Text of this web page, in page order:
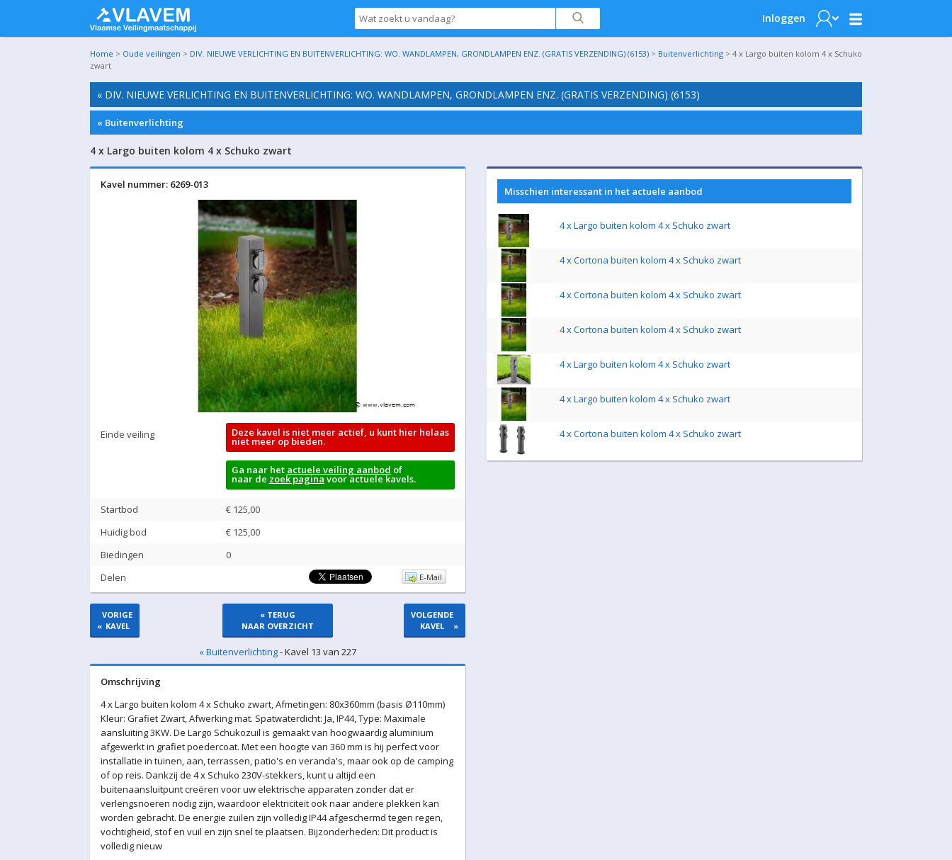
Inloggen
Home > Oude veilingen > DIV. NIEUWE VERLICHTING EN BUITENVERLICHTING: WO. WANDLAMPEN, GRONDLAMPEN ENZ. (GRATIS VERZENDING) (6153) > Buitenverlichting > 4 x Largo buiten kolom 4 x Schuko
zwart
« DIV. NIEUWE VERLICHTING EN BUITENVERLICHTING: WO. WANDLAMPEN, GRONDLAMPEN ENZ. (GRATIS VERZENDING) (6153)
« Buitenverlichting
4 x Largo buiten kolom 4 x Schuko zwart
Kavel nummer: 6269-013
Einde veiling Deze kavel is niet meer actief, u kunt hier helaas
niet meer op bieden.
Ga naar het actuele veiling aanbod of
naar de zoek paginavoor actuele kavels.
Startbod
€ 125,00
Huidig bod
€ 125,00
Biedingen
0
Delen
E-Mail
«
VORIGE
KAVEL
« TERUG
NAAR OVERZICHT
VOLGENDE
KAVEL
»
« Buitenverlichting- Kavel 13 van 227
Omschrijving
4 x Largo buiten kolom 4 x Schuko zwart, Afmetingen: 80x360mm (basis Ø110mm)
Kleur: Grafiet Zwart, Afwerking mat. Spatwaterdicht: Ja, IP44, Type: Maximale
aansluiting 3KW. De Largo Schukozuil is gemaakt van hoogwaardig aluminium
afgewerkt in grafiet poedercoat. Met een hoogte van 360 mm is hij perfect voor
installatie in tuinen, aan, terrassen, patio's en veranda's, maar ook op de camping
of op reis. Dankzij de 4 x Schuko 230V-stekkers, kunt u altijd een
buitenaansluitpunt creëren voor uw elektrische apparaten zonder dat er
verlengsnoeren nodig zijn, waardoor elektriciteit ook naar andere plekken kan
worden gebracht. De energie zuilen zijn volledig IP44 afgeschermd tegen regen,
vochtigheid, stof en vuil en zijn snel te plaatsen. Bijzonderheden: Dit product is
volledig nieuw
Misschien interessant in het actuele aanbod
4 x Largo buiten kolom 4 x Schuko zwart
4 x Cortona buiten kolom 4 x Schuko zwart
4 x Cortona buiten kolom 4 x Schuko zwart
4 x Cortona buiten kolom 4 x Schuko zwart
4 x Largo buiten kolom 4 x Schuko zwart
4 x Largo buiten kolom 4 x Schuko zwart
4 x Cortona buiten kolom 4 x Schuko zwart